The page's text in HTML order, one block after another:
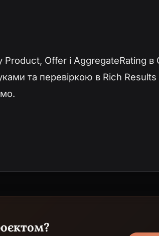
Offer і AggregateRating в
та перевіркою в Rich